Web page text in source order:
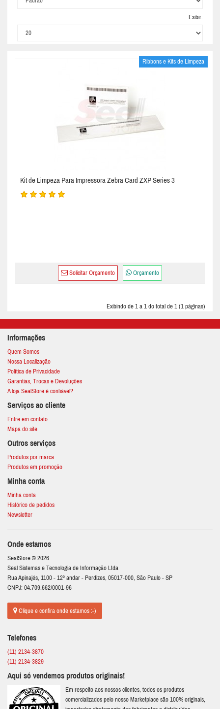
Exibir:
Ribbons e Kits de Limpeza
Kit de Limpeza Para Impressora Zebra Card ZXP Series 3
Solicitar Orçamento Orçamento
Exibindo de 1 a 1 do total de 1 (1 páginas)
Informações
Quem Somos
Nossa Localização
Política de Privacidade
Garantias, Trocas e Devoluções
A loja SealStore é confiável?
Serviços ao cliente
Entre em contato
Mapa do site
Outros serviços
Produtos por marca
Produtos em promoção
Minha conta
Minha conta
Histórico de pedidos
Newsletter
Onde estamos
SealStore © 2026
Seal Sistemas e Tecnologia de Informação Ltda
Rua Apinajés, 1100 - 12º andar - Perdizes, 05017-000, São Paulo - SP
CNPJ: 04.709.662/0001-96
Clique e confira onde estamos :-)
Telefones
(11) 2134-3870
(11) 2134-3829
Aqui só vendemos produtos originais!
Em respeito aos nossos clientes, todos os produtos
comercializados pelo nosso Marketplace são 100% originais,